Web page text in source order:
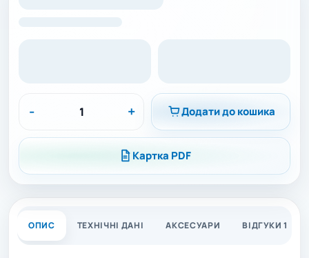
- + Додати до кошика
Картка PDF
ОПИС ТЕХНІЧНІ ДАНІ АКСЕСУАРИ ВІДГУКИ 1